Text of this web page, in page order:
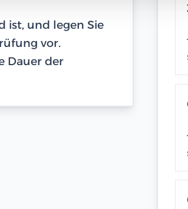
ist, und legen Sie
vor.
Dauer der